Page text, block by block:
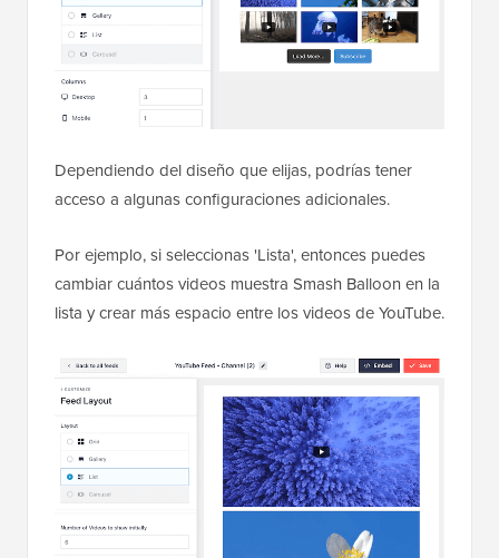
Dependiendo del diseño que elijas, podrías tener
acceso a algunas configuraciones adicionales.
Por ejemplo, si seleccionas 'Lista', entonces puedes
cambiar cuántos videos muestra Smash Balloon en la
lista y crear más espacio entre los videos de YouTube.